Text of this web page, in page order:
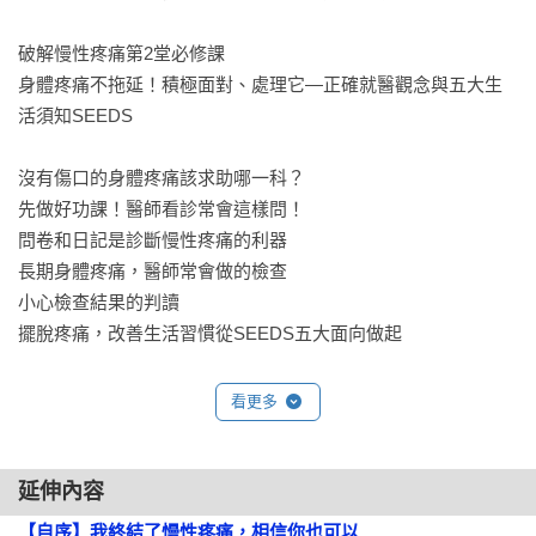
破解慢性疼痛第2堂必修課
身體疼痛不拖延！積極面對、處理它—正確就醫觀念與五大生
活須知SEEDS
沒有傷口的身體疼痛該求助哪一科？
先做好功課！醫師看診常會這樣問！
問卷和日記是診斷慢性疼痛的利器
長期身體疼痛，醫師常會做的檢查
小心檢查結果的判讀
擺脫疼痛，改善生活習慣從SEEDS五大面向做起
Part 2  關於那些常見的慢性疼痛
破解慢性疼痛第3堂必修課
慢性頭痛別輕忽—正確用藥才不會越吃越痛
看更多
延伸內容
【自序】我終結了慢性疼痛，相信你也可以